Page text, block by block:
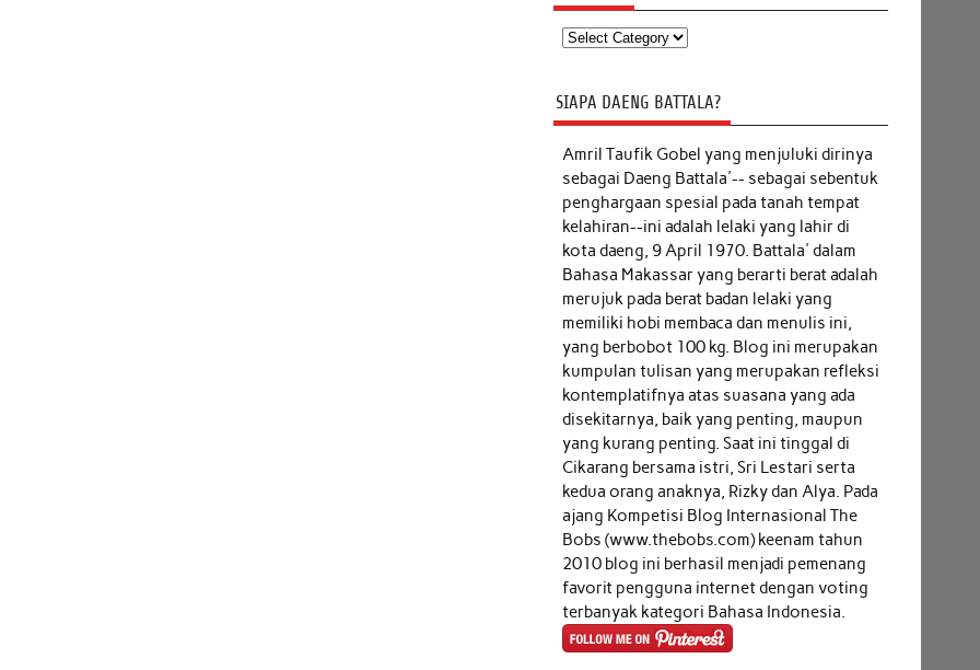
Kategori
SIAPA DAENG BATTALA?
Amril Taufik Gobel yang menjuluki dirinya
sebagai Daeng Battala'-- sebagai sebentuk
penghargaan spesial pada tanah tempat
kelahiran--ini adalah lelaki yang lahir di
kota daeng, 9 April 1970. Battala' dalam
Bahasa Makassar yang berarti berat adalah
merujuk pada berat badan lelaki yang
memiliki hobi membaca dan menulis ini,
yang berbobot 100 kg. Blog ini merupakan
kumpulan tulisan yang merupakan refleksi
kontemplatifnya atas suasana yang ada
disekitarnya, baik yang penting, maupun
yang kurang penting. Saat ini tinggal di
Cikarang bersama istri, Sri Lestari serta
kedua orang anaknya, Rizky dan Alya. Pada
ajang Kompetisi Blog Internasional The
Bobs (www.thebobs.com) keenam tahun
2010 blog ini berhasil menjadi pemenang
favorit pengguna internet dengan voting
terbanyak kategori Bahasa Indonesia.